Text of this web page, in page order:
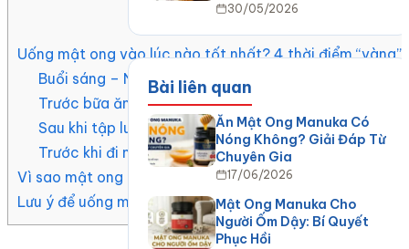
Uống mật ong vào lúc nào tốt nhất? 4 thời điểm
Buổi sáng – Nạp năng lượng và thanh lọc cơ thể
Trước bữa ăn 30 phút – Bí quyết cho hệ tiêu hóa
Sau khi tập luyện – Phục hồi năng lượng thần tốc
Trước khi đi ngủ – Bí kíp vàng giúp ngủ ngon & trẻ
Vì sao mật ong Manuka được xem là lựa chọn số 1?
Lưu ý để uống mật ong đúng cách
30/05/2026
Bài liên quan
Ăn Mật Ong Manuka Có
Nóng Không? Giải Đáp Từ
Chuyên Gia
17/06/2026
Mật Ong Manuka Cho
Người Ốm Dậy: Bí Quyết
Phục Hồi